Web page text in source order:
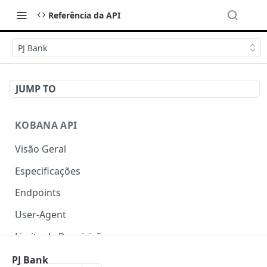
Referência da API
PJ Bank
JUMP TO
KOBANA API
Visão Geral
Especificações
Endpoints
User-Agent
Limite de Requisições
Autenticação
PJ Bank